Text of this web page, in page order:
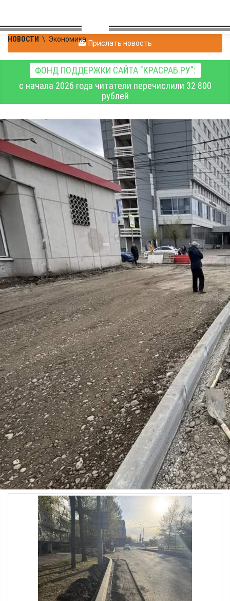
НОВОСТИ \ Экономика Прислать новость
ФОНД ПОДДЕРЖКИ САЙТА "КРАСРАБ.РУ":
с начала 2026 года читатели перечислили 32 800
рублей
Городские дорожники
приступили к ремонту
ещё трёх улиц
Красноярска
Экономика
13.05.2026 15:30449